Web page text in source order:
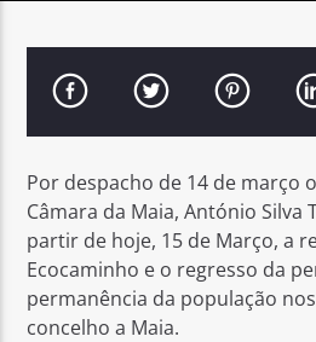
OS REIS DA ANIMAÇÃO (FEAT
Rádio No ar
Por despacho de 14 de março
Câmara da Maia, António Silva
partir de hoje, 15 de Março, a
Ecocaminho e o regresso da
permanência da população
concelho a Maia.